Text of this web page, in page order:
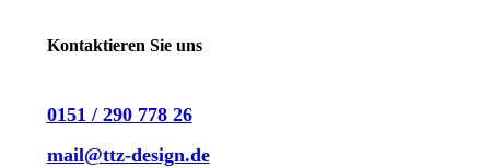
Kontaktieren Sie uns
0151 / 290 778 26
mail@ttz-design.de